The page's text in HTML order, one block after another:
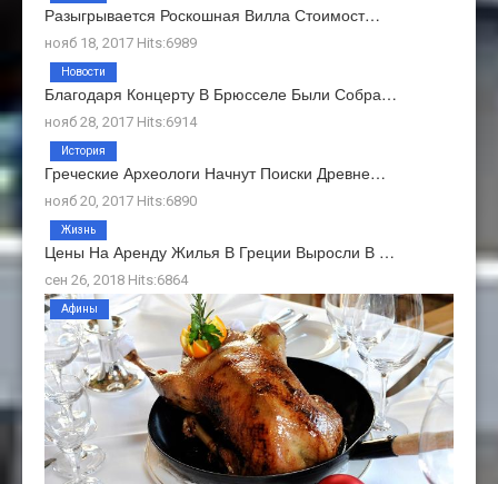
Разыгрывается Роскошная Вилла Стоимост…
нояб 18, 2017 Hits:6989
Благодаря Концерту В Брюсселе Были Собра…
нояб 28, 2017 Hits:6914
Новости
Греческие Археологи Начнут Поиски Древне…
нояб 20, 2017 Hits:6890
История
Цены На Аренду Жилья В Греции Выросли В …
сен 26, 2018 Hits:6864
Жизнь
Афины